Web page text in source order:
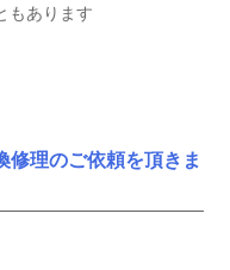
もあります
理のご依頼を頂きま